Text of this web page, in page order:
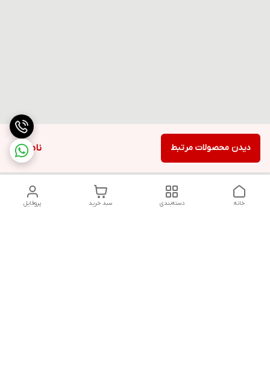
ناموجود دیدن محصولات مرتبط
پروفایل سبد خرید دسته‌بندی خانه